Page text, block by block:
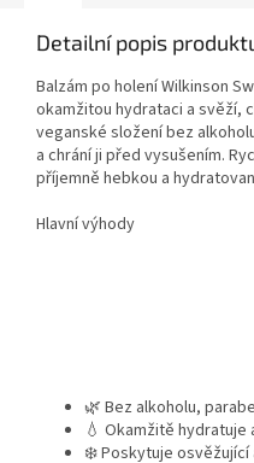
Detailní popis
Balzám po holení Wilkinson
okamžitou hydrataci a svěží,
veganské složení bez
a chrání ji před vysušením.
příjemně hebkou a
Hlavní výhody
🌿 Bez alkoholu,
💧 Okamžitě hydratuje
❄️ Poskytuje